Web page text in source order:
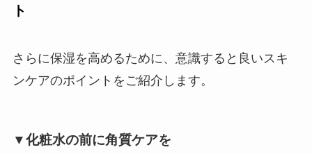
ト
さらに保湿を高めるために、意識すると良いスキ
ンケアのポイントをご紹介します。
▼化粧水の前に角質ケアを